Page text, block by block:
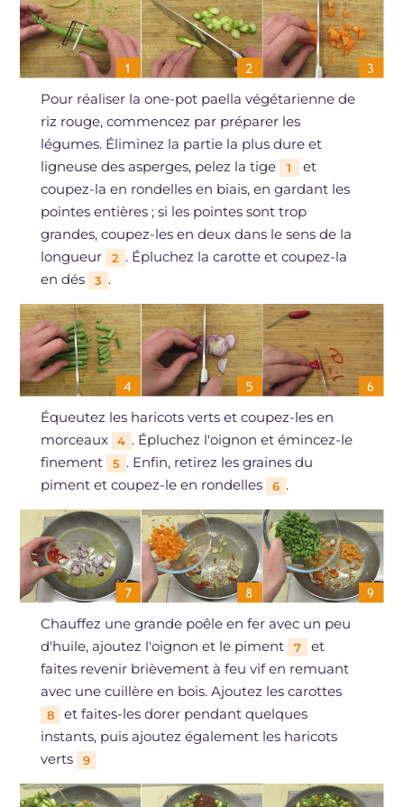
Pour réaliser la one-pot paella végétarienne de
riz rouge, commencez par préparer les
légumes. Éliminez la partie la plus dure et
ligneuse des asperges, pelez la tige
1
et
coupez-la en rondelles en biais, en gardant les
pointes entières ; si les pointes sont trop
grandes, coupez-les en deux dans le sens de la
longueur
2 . Épluchez la carotte et coupez-la
en dés
3 .
Équeutez les haricots verts et coupez-les en
morceaux
4 . Épluchez l'oignon et émincez-le
finement
5 . Enfin, retirez les graines du
piment et coupez-le en rondelles
6 .
Chauffez une grande poêle en fer avec un peu
d'huile, ajoutez l'oignon et le piment
7
et
faites revenir brièvement à feu vif en remuant
avec une cuillère en bois. Ajoutez les carottes
8
et faites-les dorer pendant quelques
instants, puis ajoutez également les haricots
verts
9